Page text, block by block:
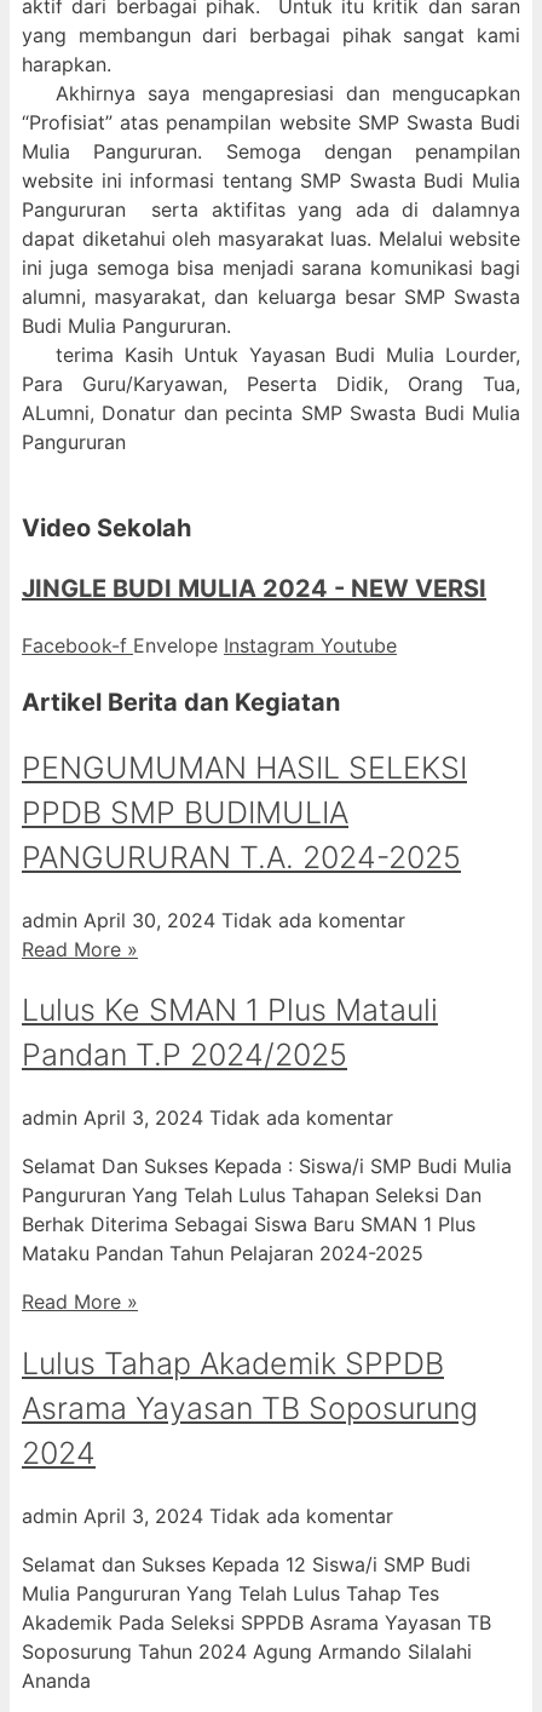
aktif dari berbagai pihak. Untuk itu kritik dan saran
yang membangun dari berbagai pihak sangat kami
harapkan.
Akhirnya saya mengapresiasi dan mengucapkan
“Profisiat” atas penampilan website SMP Swasta Budi
Mulia Pangururan. Semoga dengan penampilan
website ini informasi tentang SMP Swasta Budi Mulia
Pangururan serta aktifitas yang ada di dalamnya
dapat diketahui oleh masyarakat luas. Melalui website
ini juga semoga bisa menjadi sarana komunikasi bagi
alumni, masyarakat, dan keluarga besar SMP Swasta
Budi Mulia Pangururan.
terima Kasih Untuk Yayasan Budi Mulia Lourder,
Para Guru/Karyawan, Peserta Didik, Orang Tua,
ALumni, Donatur dan pecinta SMP Swasta Budi Mulia
Pangururan
Video Sekolah
JINGLE BUDI MULIA 2024 - NEW VERSI
Facebook-f Envelope Instagram Youtube
Artikel Berita dan Kegiatan
PENGUMUMAN HASIL SELEKSI
PPDB SMP BUDIMULIA
PANGURURAN T.A. 2024-2025
admin April 30, 2024 Tidak ada komentar
Read More »
Lulus Ke SMAN 1 Plus Matauli
Pandan T.P 2024/2025
admin April 3, 2024 Tidak ada komentar
Selamat Dan Sukses Kepada : Siswa/i SMP Budi Mulia
Pangururan Yang Telah Lulus Tahapan Seleksi Dan
Berhak Diterima Sebagai Siswa Baru SMAN 1 Plus
Mataku Pandan Tahun Pelajaran 2024-2025
Read More »
Lulus Tahap Akademik SPPDB
Asrama Yayasan TB Soposurung
2024
admin April 3, 2024 Tidak ada komentar
Selamat dan Sukses Kepada 12 Siswa/i SMP Budi
Mulia Pangururan Yang Telah Lulus Tahap Tes
Akademik Pada Seleksi SPPDB Asrama Yayasan TB
Soposurung Tahun 2024 Agung Armando Silalahi
⁠Ananda